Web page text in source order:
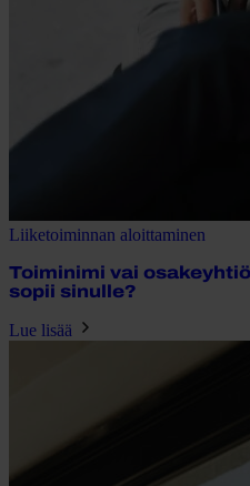
Liiketoiminnan aloittaminen
Toiminimi vai
sopii sinulle?
Lue lisää